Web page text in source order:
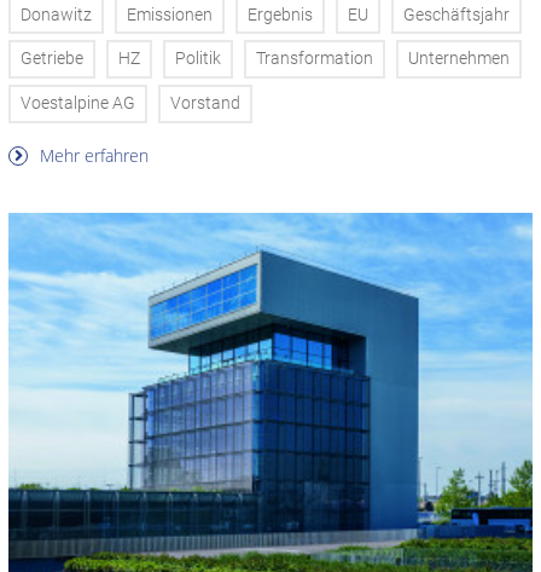
Donawitz Emissionen Ergebnis EU Geschäftsjahr
Getriebe HZ Politik Transformation Unternehmen
Voestalpine AG Vorstand
Mehr erfahren